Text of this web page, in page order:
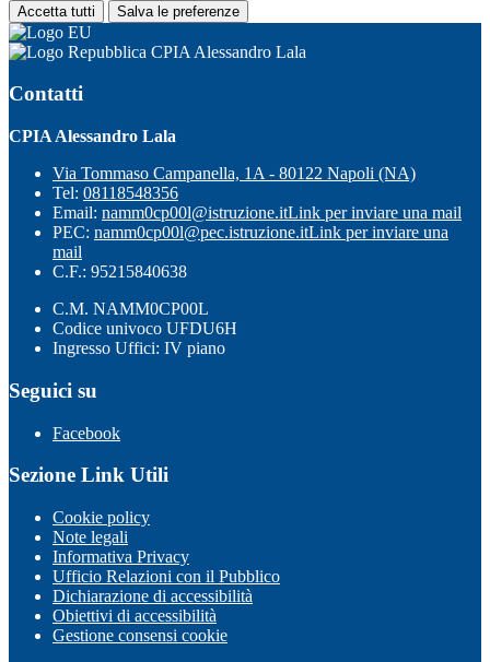
Accetta tutti Salva le preferenze
CPIA Alessandro Lala
Contatti
CPIA Alessandro Lala
Via Tommaso Campanella, 1A - 80122 Napoli (NA)
Tel: 08118548356
Email: namm0cp00l@istruzione.itLink per inviare una mail
PEC: namm0cp00l@pec.istruzione.itLink per inviare una
mail
C.F.: 95215840638
C.M. NAMM0CP00L
Codice univoco UFDU6H
Ingresso Uffici: IV piano
Seguici su
Facebook
Sezione Link Utili
Cookie policy
Note legali
Informativa Privacy
Ufficio Relazioni con il Pubblico
Dichiarazione di accessibilità
Obiettivi di accessibilità
Gestione consensi cookie